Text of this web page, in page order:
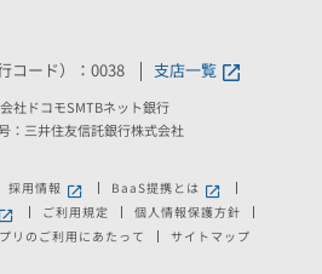
コード）：0038 支店一覧
社ドコモSMTBネット銀行
：三井住友信託銀行株式会社
ィンドウで開きます。
採用情報 新しいウィンドウで開きます。
BaaS提携とは 新しいウィンドウ
開きます。
しいウィンドウで開きます。
ご利用規定
個人情報保護方針
リのご利用にあたって サイトマップ